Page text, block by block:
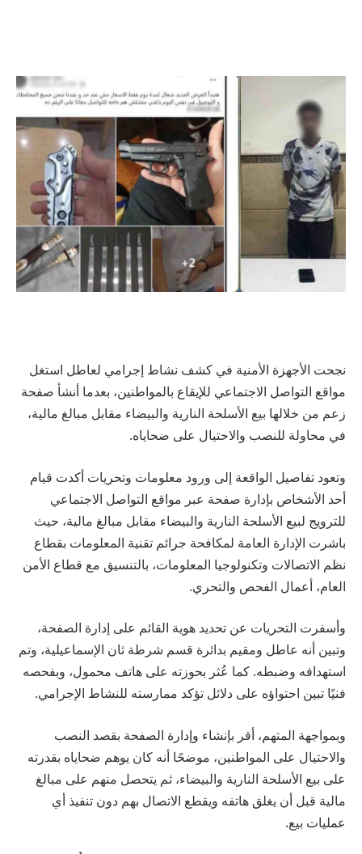
نجحت الأجهزة الأمنية في كشف نشاط إجرامي لعاطل استغل
مواقع التواصل الاجتماعي للإيقاع بالمواطنين، بعدما أنشأ صفحة
زعم من خلالها بيع الأسلحة النارية والبيضاء مقابل مبالغ مالية،
في محاولة للنصب والاحتيال على ضحاياه.
وتعود تفاصيل الواقعة إلى ورود معلومات وتحريات أكدت قيام
أحد الأشخاص بإدارة صفحة عبر مواقع التواصل الاجتماعي
للترويج لبيع الأسلحة النارية والبيضاء مقابل مبالغ مالية، حيث
باشرت الإدارة العامة لمكافحة جرائم تقنية المعلومات بقطاع
نظم الاتصالات وتكنولوجيا المعلومات، بالتنسيق مع قطاع الأمن
العام، أعمال الفحص والتحري.
وأسفرت التحريات عن تحديد هوية القائم على إدارة الصفحة،
وتبين أنه عاطل ومقيم بدائرة قسم شرطة ثان الإسماعيلية، وتم
استهدافه وضبطه. كما عُثر بحوزته على هاتف محمول، وبفحصه
فنيًا تبين احتواؤه على دلائل تؤكد ممارسته للنشاط الإجرامي.
وبمواجهة المتهم، أقر بإنشاء وإدارة الصفحة بقصد النصب
والاحتيال على المواطنين، موضحًا أنه كان يوهم ضحاياه بقدرته
على بيع الأسلحة النارية والبيضاء، ثم يتحصل منهم على مبالغ
مالية قبل أن يغلق هاتفه ويقطع الاتصال بهم دون تنفيذ أي
عمليات بيع.